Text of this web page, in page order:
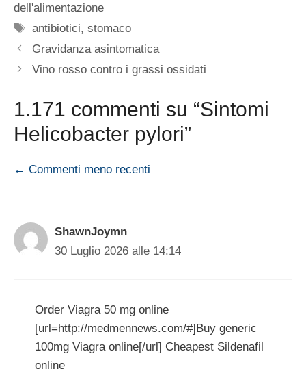
dell'alimentazione
Tag
antibiotici,stomaco
Gravidanza asintomatica
Vino rosso contro i grassi ossidati
1.171 commenti su “Sintomi
Helicobacter pylori”
Navigazione
← Commenti meno recenti
ShawnJoymn
30 Luglio 2026 alle 14:14
Order Viagra 50 mg online
[url=http://medmennews.com/#]Buy generic
100mg Viagra online[/url] Cheapest Sildenafil
online